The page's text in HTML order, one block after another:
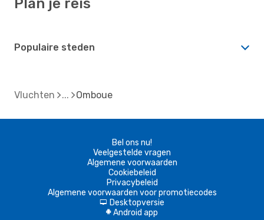
Plan je reis
Populaire steden
Vluchten Omboue
Bel ons nu!
Veelgestelde vragen
Algemene voorwaarden
Cookiebeleid
Privacybeleid
Algemene voorwaarden voor promotiecodes
d Desktopversie
A Android app